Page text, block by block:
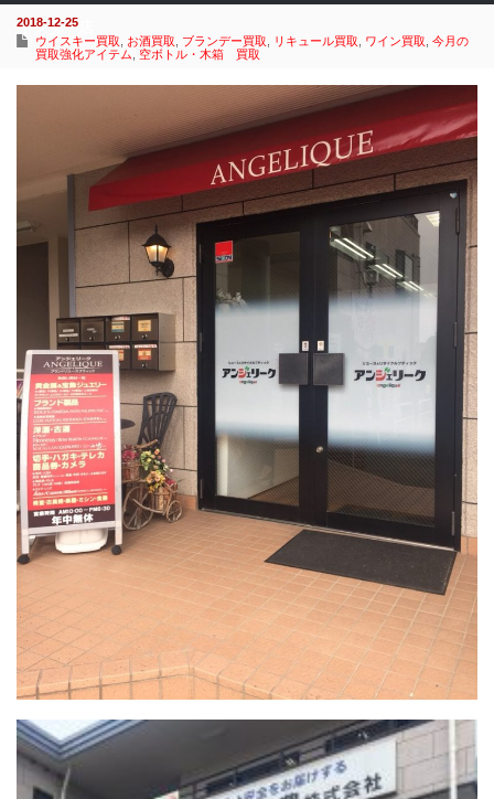
インター店
2018-12-25
ウイスキー買取
お酒買取 ブランデー買取 リキュール買取 ワイン買取 今月の
買取強化アイテム
空ボトル・木箱 買取